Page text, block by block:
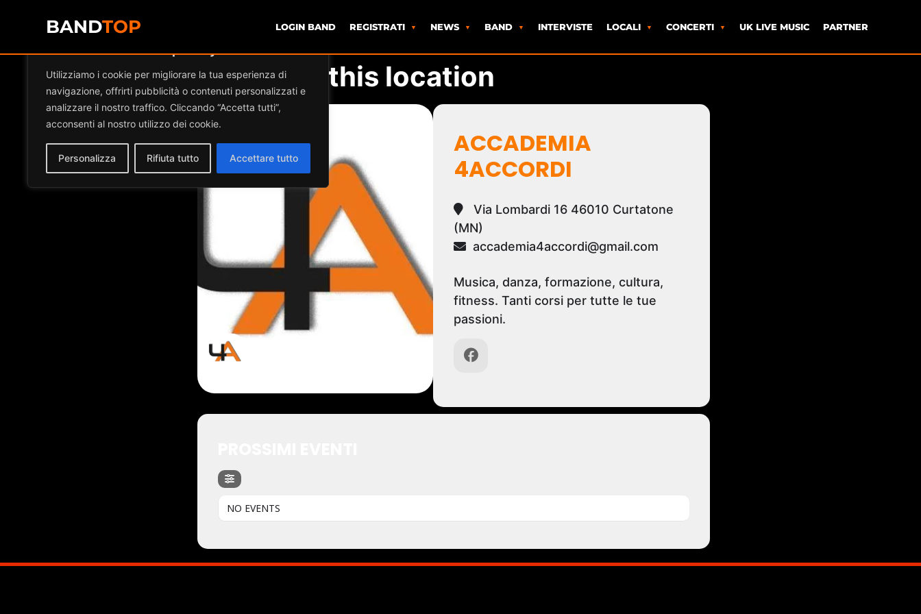
Utilizziamo i cookie per migliorare la tua esperienza di
navigazione, offrirti pubblicità o contenuti personalizzati e
analizzare il nostro traffico. Cliccando “Accetta tutti”,
acconsenti al nostro utilizzo dei cookie.
Personalizza Rifiuta tutto Accettare tutto
BANDTOP LOGIN BAND REGISTRATI NEWS BAND INTERVISTE LOCALI CONCERTI UK LIVE MUSIC PARTNER
Events at this location
ACCADEMIA
4ACCORDI
Via Lombardi 16 46010 Curtatone
(MN)
accademia4accordi@gmail.com
Musica, danza, formazione, cultura,
fitness. Tanti corsi per tutte le tue
passioni.
NO EVENTS